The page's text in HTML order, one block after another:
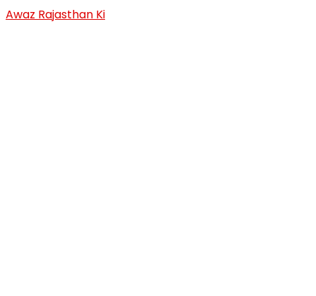
Skip
to
Awaz Rajasthan Ki